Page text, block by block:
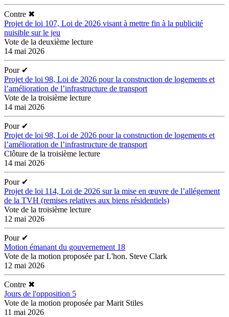
Contre ✖
Projet de loi 107, Loi de 2026 visant à mettre fin à la publicité
nuisible sur le jeu
Vote de la deuxième lecture
14 mai 2026
Pour ✔
Projet de loi 98, Loi de 2026 pour la construction de logements et
l’amélioration de l’infrastructure de transport
Vote de la troisième lecture
14 mai 2026
Pour ✔
Projet de loi 98, Loi de 2026 pour la construction de logements et
l’amélioration de l’infrastructure de transport
Clôture de la troisième lecture
14 mai 2026
Pour ✔
Projet de loi 114, Loi de 2026 sur la mise en œuvre de l’allégement
de la TVH (remises relatives aux biens résidentiels)
Vote de la troisième lecture
12 mai 2026
Pour ✔
Motion émanant du gouvernement 18
Vote de la motion proposée par L'hon. Steve Clark
12 mai 2026
Contre ✖
Jours de l'opposition 5
Vote de la motion proposée par Marit Stiles
11 mai 2026